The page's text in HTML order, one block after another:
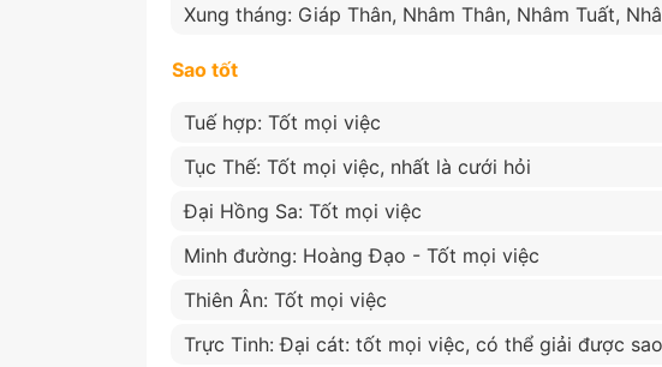
Xung tháng: Giáp Thân, Nhâm Thân, Nhâm Tuất,
Sao tốt
Tuế hợp: Tốt mọi việc
Tục Thế: Tốt mọi việc, nhất là cưới hỏi
Đại Hồng Sa: Tốt mọi việc
Minh đường: Hoàng Đạo - Tốt mọi việc
Thiên Ân: Tốt mọi việc
Trực Tinh: Đại cát: tốt mọi việc, có thể giải được